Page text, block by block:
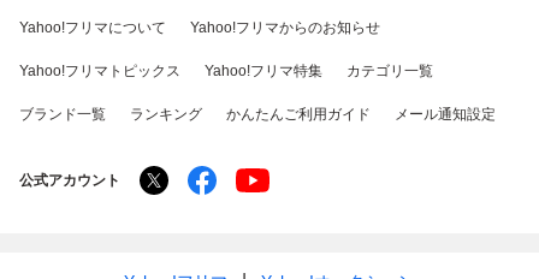
Yahoo!フリマについて Yahoo!フリマからのお知らせ
Yahoo!フリマトピックス Yahoo!フリマ特集 カテゴリ一覧
ブランド一覧 ランキング かんたんご利用ガイド メール通知設定
公式アカウント